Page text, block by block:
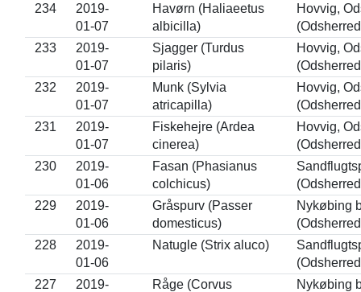
234
2019-
01-07
Havørn (Haliaeetus
albicilla)
Hovvig,
233
2019-
01-07
Sjagger (Turdus
pilaris)
Hovvig,
232
2019-
01-07
Munk (Sylvia
atricapilla)
Hovvig,
231
2019-
01-07
Fiskehejre (Ardea
cinerea)
Hovvig,
230
2019-
01-06
Fasan (Phasianus
colchicus)
229
2019-
01-06
Gråspurv (Passer
domesticus)
Nykøbing
228
2019-
01-06
Natugle (Strix aluco)
227
2019-
Råge (Corvus
Nykøbing